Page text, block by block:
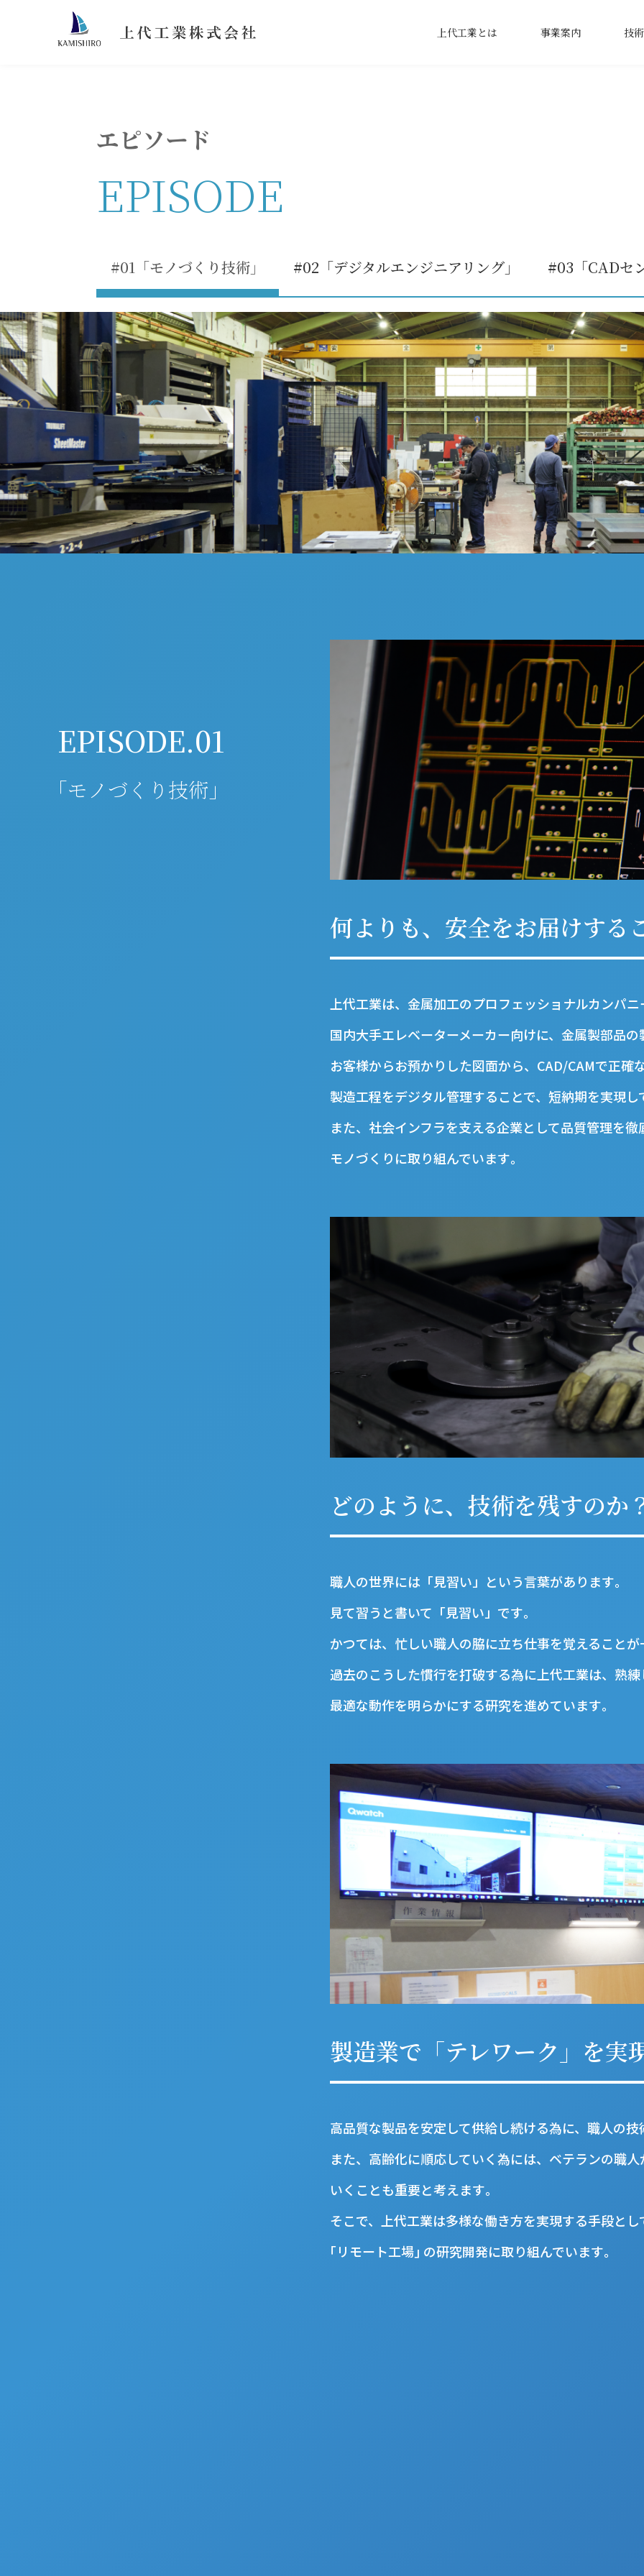
上代工業とは 事業案内 技
エピソード
EPISODE
#01「モノづくり技術」 #02「デジタルエンジニアリング」 #03「CADセ
EPISODE.01
｢モノづくり技術｣
何よりも、安全をお届けする
上代工業は、金属加工のプロフェッショナルカンパニ
国内大手エレベーターメーカー向けに、金属製部品
お客様からお預かりした図面から、CAD/CAMで正確
製造工程をデジタル管理することで、短納期を実現し
また、社会インフラを支える企業として品質管理を
モノづくりに取り組んでいます｡
どのように、技術を残すのか
職人の世界には「見習い」という言葉があります｡
見て習うと書いて「見習い」です｡
かつては、忙しい職人の脇に立ち仕事を覚えること
過去のこうした慣行を打破する為に上代工業は、熟
最適な動作を明らかにする研究を進めています｡
製造業で「テレワーク」を実
高品質な製品を安定して供給し続ける為に、職人の
また、高齢化に順応していく為には、ベテランの職
いくことも重要と考えます｡
そこで、上代工業は多様な働き方を実現する手段と
｢リモート工場｣ の研究開発に取り組んでいます｡